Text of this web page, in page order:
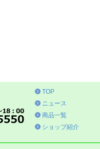
TOP
ニュース
商品一覧
ショップ紹介